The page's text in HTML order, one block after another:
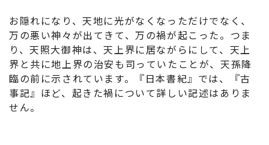
お隠れになり、天地に光がなくなっただけでなく、
万の悪い神々が出てきて、万の禍が起こった。つま
り、天照大御神は、天上界に居ながらにして、天上
界と共に地上界の治安も司っていたことが、天孫降
臨の前に示されています。『日本書紀』では、『古
事記』ほど、起きた禍について詳しい記述はありま
せん。